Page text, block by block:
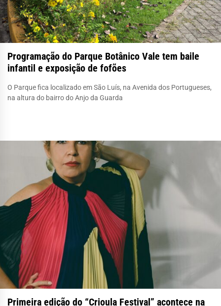
Programação do Parque Botânico Vale tem baile
infantil e exposição de fofões
O Parque fica localizado em São Luís, na Avenida dos Portugueses,
na altura do bairro do Anjo da Guarda
Primeira edição do “Crioula Festival” acontece na